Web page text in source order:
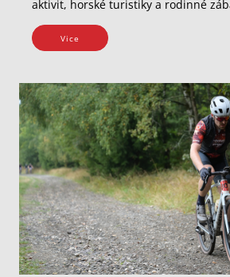
aktivit, horské turistiky a rodinné
Vice